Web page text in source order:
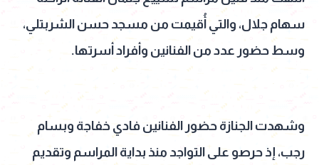
سهام جلال، والتي أُقيمت من مسجد حسن الشربتلي،
وسط حضور عدد من الفنانين وأفراد أسرتها.
وشهدت الجنازة حضور الفنانين فادي خفاجة وبسام
رجب، إذ حرصو على التواجد منذ بداية المراسم وتقديم